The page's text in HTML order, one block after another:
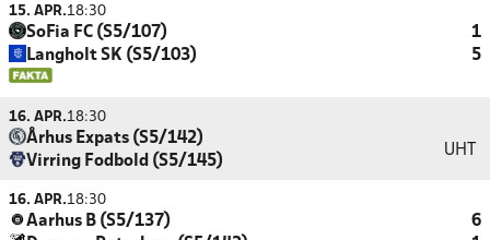
15. APR.18:30
SoFia FC (S5/107)
1
Langholt SK (S5/103)
5
16. APR.18:30
Århus Expats (S5/142)
Virring Fodbold (S5/145)
UHT
16. APR.18:30
Aarhus B (S5/137)
6